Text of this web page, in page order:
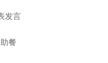
发言
餐